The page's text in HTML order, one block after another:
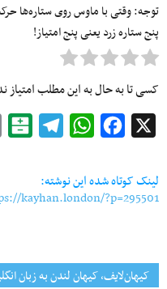
توجه: وقتی با ماوس روی ستاره‌ها
پنج ستاره زرد یعنی پنج امتیاز!
کسی تا به حال به این مطلب امتیاز
Facebook
WhatsApp
لینک کوتاه شده این نوشته:
kayhan.london/?p=295501
کیهان‌لایف، کیهان لندن به زبان